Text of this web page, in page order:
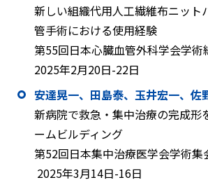
新しい組織代用人工繊維布ニット
管手術における使用経験
第55回日本心臓血管外科学会学
2025年2月20日-22日
安達晃一、田島泰、玉井宏一、佐
新病院で救急・集中治療の完成形
ームビルディング
第52回日本集中治療医学会学術
2025年3月14日-16日